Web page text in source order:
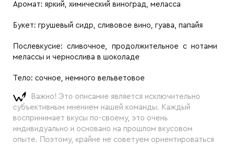
Аромат: яркий, химический виноград, меласса
Букет: грушевый сидр, сливовое вино, гуава, папайя
Послевкусие:сливочное, продолжительное с нотами
мелассы и чернослива в шоколаде
Тело: сочное, немного вельветовое
Важно! Это описание является исключительно
субъективным мнением нашей команды. Каждый
воспринимает вкусы по-своему, это очень
индивидуально и основано на прошлом вкусовом
опыте. Поэтому, крайне не советуем ориентироваться